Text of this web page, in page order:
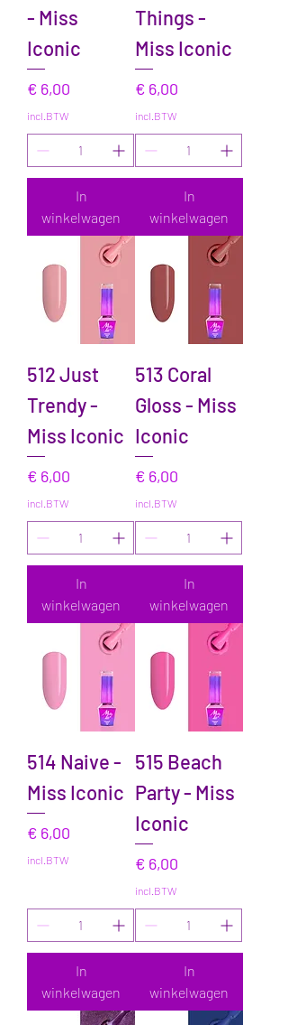
- Miss
Iconic
Prijs
€ 6,00
incl.BTW
In
winkelwagen
Things -
Miss Iconic
Prijs
€ 6,00
incl.BTW
In
winkelwagen
512 Just
Trendy -
Miss Iconic
Prijs
€ 6,00
incl.BTW
In
winkelwagen
513 Coral
Gloss - Miss
Iconic
Prijs
€ 6,00
incl.BTW
In
winkelwagen
514 Naive -
Miss Iconic
Prijs
€ 6,00
incl.BTW
In
winkelwagen
515 Beach
Party - Miss
Iconic
Prijs
€ 6,00
incl.BTW
In
winkelwagen